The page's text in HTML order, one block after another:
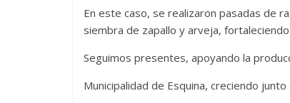
En este caso, se realizaron pasadas de
siembra de zapallo y arveja,
Seguimos presentes, apoyando la
Municipalidad de Esquina, creciendo junto